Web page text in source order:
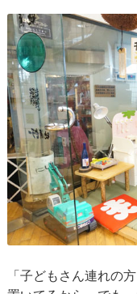
「子どもさん連れの